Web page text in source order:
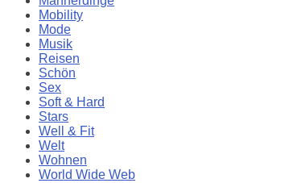
Mobility
Mode
Musik
Reisen
Schön
Sex
Soft & Hard
Stars
Well & Fit
Welt
Wohnen
World Wide Web